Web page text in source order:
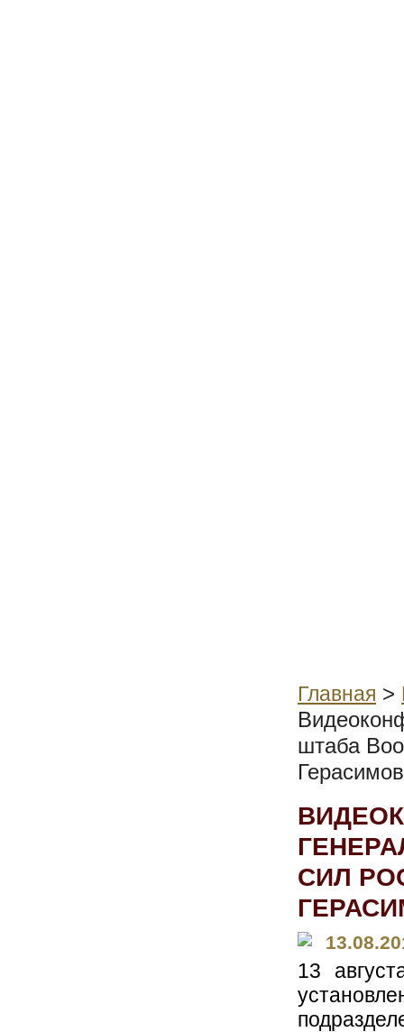
Главная >
штаба
СИЛ
13